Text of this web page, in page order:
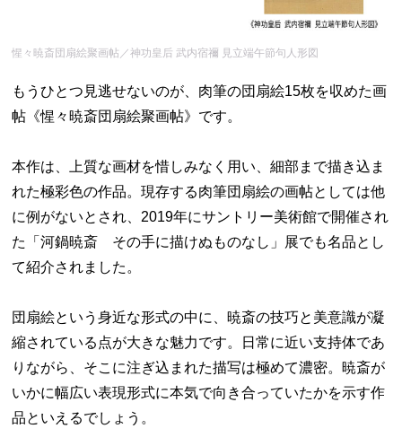
惺々暁斎団扇絵聚画帖／神功皇后 武内宿禰 見立端午節句人形図
もうひとつ見逃せないのが、肉筆の団扇絵15枚を収めた画
帖《惺々暁斎団扇絵聚画帖》です。
本作は、上質な画材を惜しみなく用い、細部まで描き込ま
れた極彩色の作品。現存する肉筆団扇絵の画帖としては他
に例がないとされ、2019年にサントリー美術館で開催され
た「河鍋暁斎 その手に描けぬものなし」展でも名品とし
て紹介されました。
団扇絵という身近な形式の中に、暁斎の技巧と美意識が凝
縮されている点が大きな魅力です。日常に近い支持体であ
りながら、そこに注ぎ込まれた描写は極めて濃密。暁斎が
いかに幅広い表現形式に本気で向き合っていたかを示す作
品といえるでしょう。